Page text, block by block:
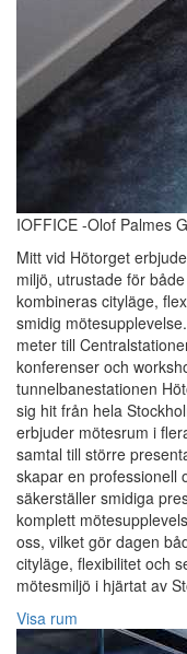
IOFFICE -Olof Palmes
Mitt vid Hötorget
miljö, utrustade för
kombineras cityläge,
smidig
meter till
konferenser och
tunnelbanestationen
sig hit från hela
erbjuder mötesrum i
samtal till större
skapar en professionell
säkerställer smidiga
komplett
oss, vilket gör dagen
cityläge, flexibilitet och
mötesmiljö i hjärtat av
Visa rum